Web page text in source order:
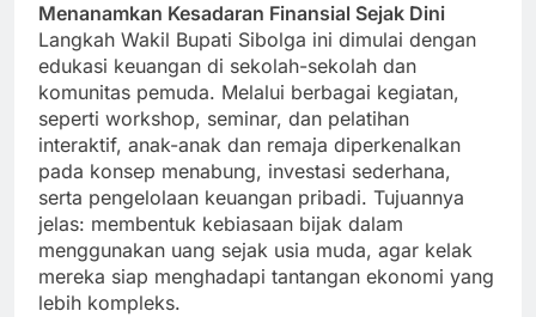
Menanamkan Kesadaran Finansial Sejak Dini
Langkah Wakil Bupati Sibolga ini dimulai dengan
edukasi keuangan di sekolah-sekolah dan
komunitas pemuda. Melalui berbagai kegiatan,
seperti workshop, seminar, dan pelatihan
interaktif, anak-anak dan remaja diperkenalkan
pada konsep menabung, investasi sederhana,
serta pengelolaan keuangan pribadi. Tujuannya
jelas: membentuk kebiasaan bijak dalam
menggunakan uang sejak usia muda, agar kelak
mereka siap menghadapi tantangan ekonomi yang
lebih kompleks.